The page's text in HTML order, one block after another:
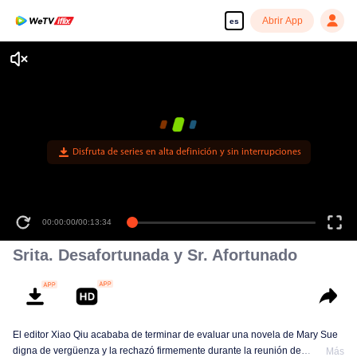
es Abrir App
Disfruta de series en alta definición y sin interrupciones
00:00:00/00:13:34
Srita. Desafortunada y Sr. Afortunado
El editor Xiao Qiu acababa de terminar de evaluar una novela de Mary Sue
digna de vergüenza y la rechazó firmemente durante la reunión de
Más